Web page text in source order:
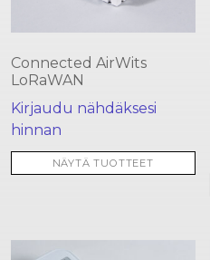
Connected AirWits
LoRaWAN
Kirjaudu nähdäksesi
hinnan
NÄYTÄ TUOTTEET